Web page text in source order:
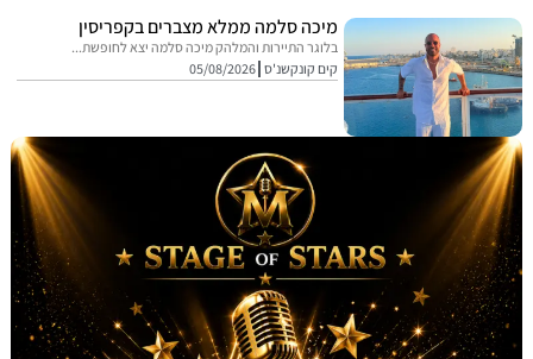
מיכה סלמה ממלא מצברים בקפריסין
בלוגר התיירות והמלהק מיכה סלמה יצא לחופשת...
קים קונקשנ'ס 05/08/2026